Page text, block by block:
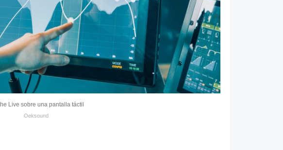
Live sobre una pantalla táctil
Oeksound